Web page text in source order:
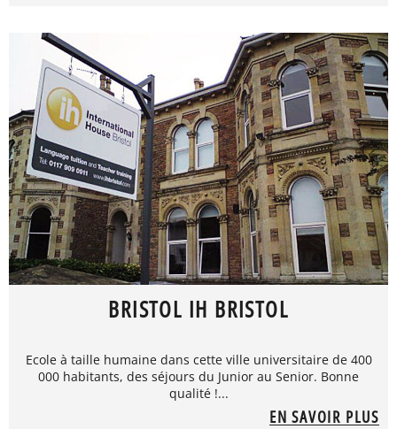
BRISTOL IH BRISTOL
Ecole à taille humaine dans cette ville universitaire de 400
000 habitants, des séjours du Junior au Senior. Bonne
qualité !...
EN SAVOIR PLUS